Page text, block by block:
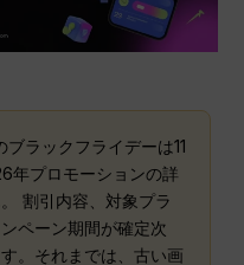
ラックフライデーは11
年プロモーションの詳
割引内容、対象プラ
ペーン期間が確定次
。それまでは、古い画